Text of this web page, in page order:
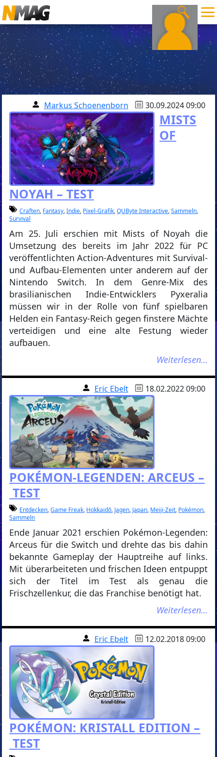
Markus Schoenenborn 30.09.2024 09:00
MISTS
OF
NOYAH – TEST
Craften, Fantasy,Indie, Pixel-Grafik,QUByte Interactive,Sammeln,
Survival
Am 25. Juli erschien mit Mists of Noyah die
Umsetzung des bereits im Jahr 2022 für PC
veröffentlichten Action-Adventures mit Survival-
und Aufbau-Elementen unter anderem auf der
Nintendo Switch. In dem Genre-Mix des
brasilianischen Indie-Entwicklers Pyxeralia
müssen wir in der Rolle von fünf spielbaren
Helden ein Fantasy-Reich gegen finstere Mächte
verteidigen und eine alte Festung wieder
aufbauen.
Weiterlesen…
Eric Ebelt 18.02.2022 09:00
POKÉMON-LEGENDEN: ARCEUS –
TEST
Entdecken,Game Freak, Hokkaidō, Jagen, Japan, Meiji-Zeit, Pokémon,
Sammeln
Ende Januar 2021 erschien Pokémon-Legenden:
Arceus für die Switch und drehte das bis dahin
bekannte Gameplay der Hauptreihe auf links.
Mit überarbeiteten und frischen Ideen entpuppt
sich der Titel im Test als genau die
Frischzellenkur, die das Franchise benötigt hat.
Weiterlesen…
Eric Ebelt 12.02.2018 09:00
POKÉMON: KRISTALL EDITION –
TEST